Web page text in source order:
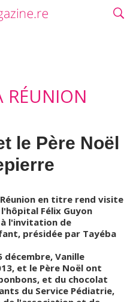
RÉUNION
le Père Noël
en titre rend visite
Félix Guyon
l'invitation de
présidée par Tayéba
décembre, Vanille
et le Père Noël ont
et du chocolat
du Service Pédiatrie,